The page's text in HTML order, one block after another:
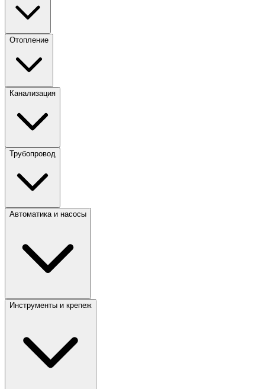
Отопление
Канализация
Трубопровод
Автоматика и насосы
Инструменты и крепеж